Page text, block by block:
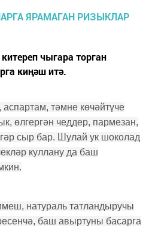
чыгара торган
киңәш итә.
тәмне көчәйтүче
өлгергән чеддер, пармезан,
сыр бар. Шулай ук шоколад
куллану да баш
натураль татландыручы
баш авыртуны басарга